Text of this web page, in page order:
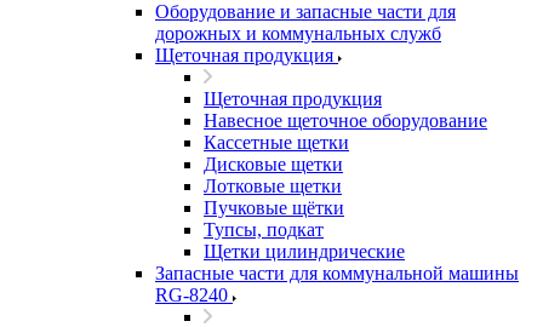
Оборудование и запасные части для
дорожных и коммунальных служб
Щеточная продукция
Щеточная продукция
Навесное щеточное оборудование
Кассетные щетки
Дисковые щетки
Лотковые щетки
Пучковые щётки
Тупсы, подкат
Щетки цилиндрические
Запасные части для коммунальной машины
RG-8240